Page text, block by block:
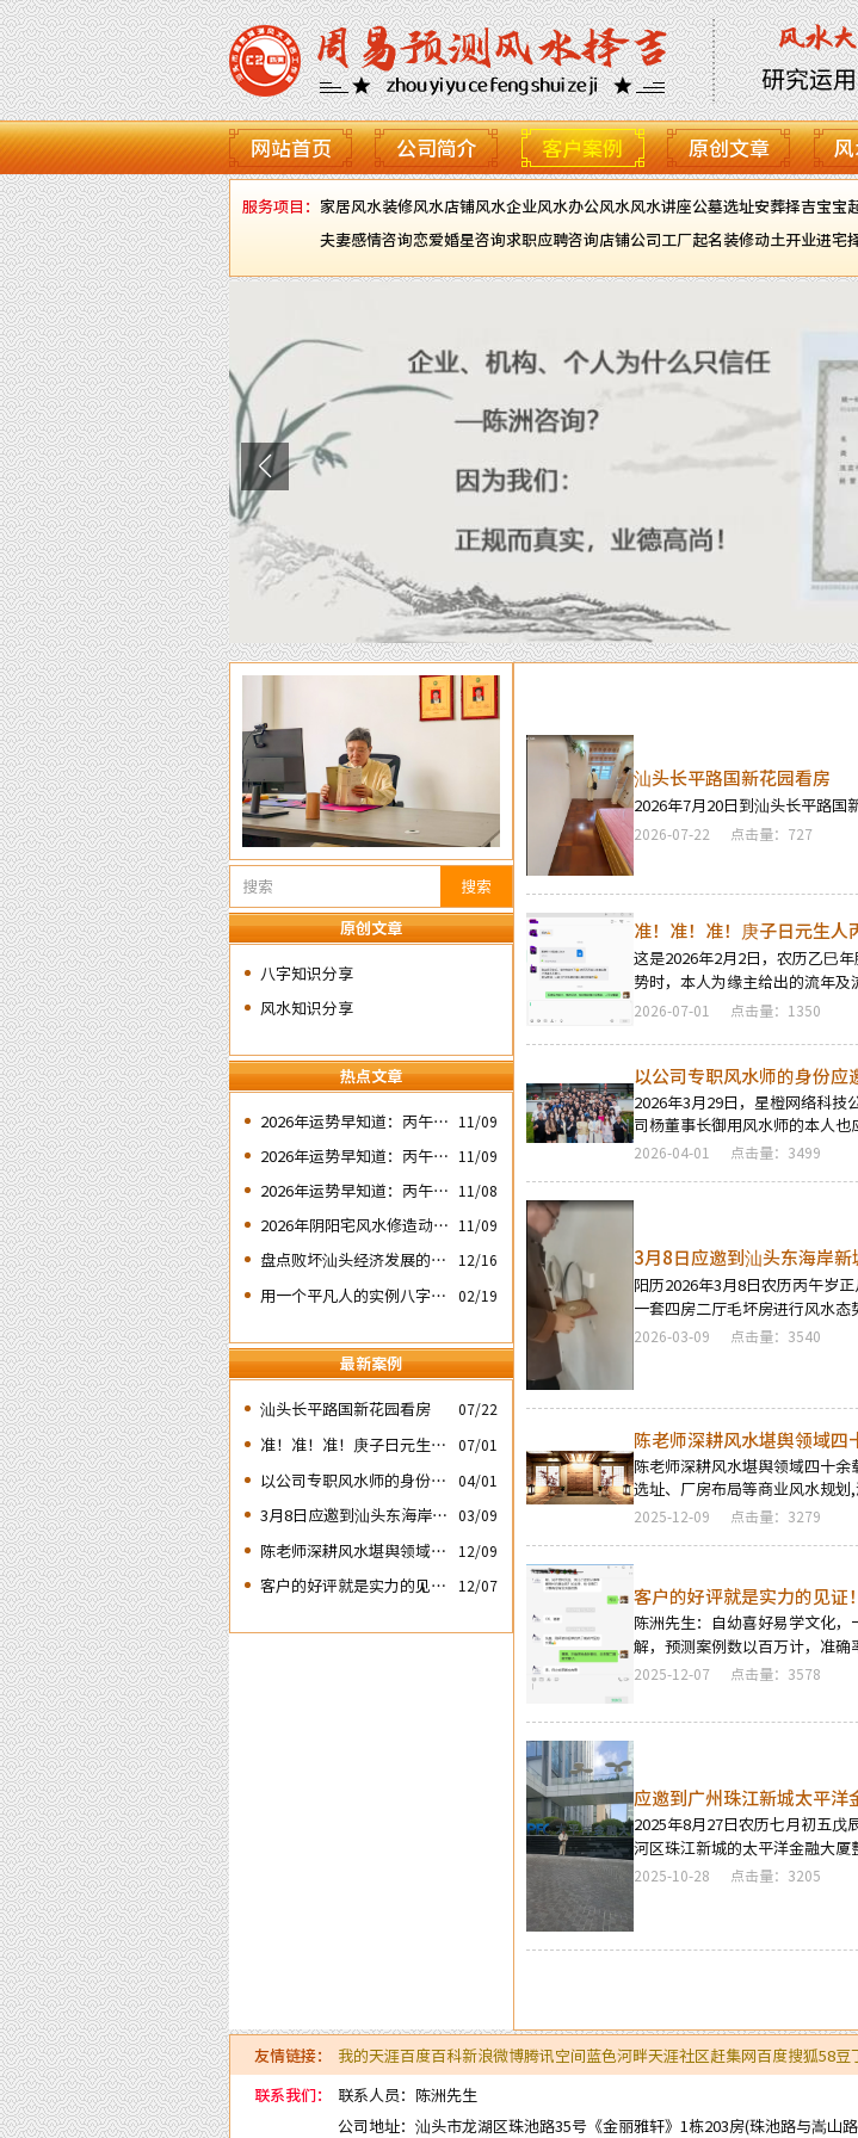
网站首页 公司简介 客户案例 原创文章
服务项目： 家居风水装修风水店铺风水企业风水办公风水风水讲座公墓选址安葬择吉宝宝
夫妻感情咨询恋爱婚星咨询求职应聘咨询店铺公司工厂起名装修动土开业进宅
搜索
原创文章
八字知识分享
风水知识分享
热点文章
2026年运势早知道：丙午年
二‘壬子’ 日
11/09
2026年运势早知道：丙午年
四‘庚子’ 日
11/09
2026年运势早知道：丙午年
运势不好的4个日期出生人
之一‘戊子’ 日
11/08
2026年阴阳宅风水修造动土 11/09
盘点败坏汕头经济发展的四
12/16
用一个平凡人的实例八字论
02/19
最新案例
汕头长平路国新花园看房
07/22
准！准！准！庚子日元生人
丙午流年的运势判断实例：
07/01
以公司专职风水师的身份应
邀出席《星橙网络科技公
司》成立5周年庆典
04/01
3月8日应邀到汕头东海岸新
城为朋友的亲戚堪舆住房风
水
03/09
陈老师深耕风水堪舆领域四
12/09
客户的好评就是实力的见
12/07
汕头长平路国新花园看房
2026年7月20日到汕头长平路国
2026-07-22 点击量：727
准！准！准！庚子日元生人
这是2026年2月2日，农历乙巳
势时，本人为缘主给出的流年
准确度的微信信息，就一个字：
2026-07-01 点击量：1350
以公司专职风水师的身份
2026年3月29日，星橙网络科技
司杨董事长御用风水师的本人
2026-04-01 点击量：3499
3月8日应邀到汕头东海岸
阳历2026年3月8日农历丙午岁
一套四房二厅毛坏房进行风水
导。
2026-03-09 点击量：3540
陈老师深耕风水堪舆领域四
陈老师深耕风水堪舆领域四十
选址、厂房布局等商业风水规
深四柱周易预测师，在四十余年
2025-12-09 点击量：3279
客户的好评就是实力的见证！
陈洲先生：自幼喜好易学文化
解，预测案例数以百万计，准
为各行业客户群的阴阳宅风水勘
2025-12-07 点击量：3578
应邀到广州珠江新城太平洋
2025年8月27日农历七月初五
河区珠江新城的太平洋金融大厦
2025-10-28 点击量：3205
友情链接： 我的天涯百度百科新浪微博腾讯空间蓝色河畔天涯社区赶集网百度搜狐58豆
联系我们：
联系人员：陈洲先生
公司地址：汕头市龙湖区珠池路35号《金丽雅轩》1栋203房(珠池路与嵩山